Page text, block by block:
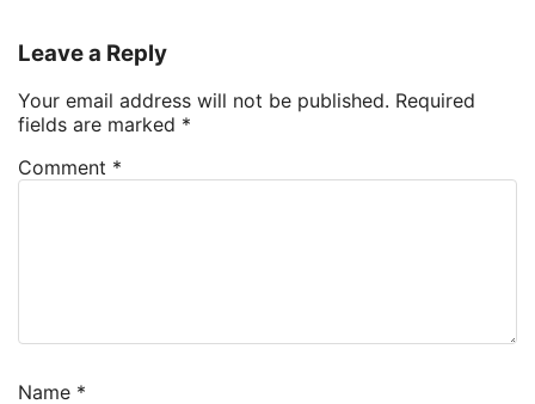
Leave a Reply
Your email address will not be published. Required
fields are marked *
Comment *
Name *